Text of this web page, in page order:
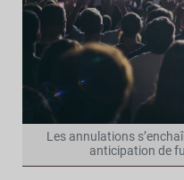
Les annulations
anticipation de